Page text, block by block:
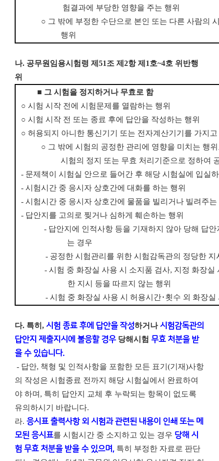
험결과에 부당한 영향을 주는 행위
○ 그 밖에 부정한 수단으로 본인 또는 다른 사람의
행위
나. 공무원임용시험령 제51조 제2항 제1호~4호 위반행
위
■ 그 시험을 정지하거나 무효로 함
○시험 시작 전에 시험문제를 열람하는 행위
○시험 시작 전 또는 종료 후에 답안을 작성하는 행위
○허용되지 아니한 통신기기 또는 전자계산기기를 가지
○ 그 밖에 시험의 공정한 관리에 영향을 미치는 행
시험의 정지 또는 무효 처리기준으로 정하여
- 문제책이 시험실 안으로 들어간 후 해당 시험실에 입실
-시험시간 중 응시자 상호간에 대화를 하는 행위
-시험시간 중 응시자 상호간에 물품을 빌리거나 빌려주는
- 답안지를 고의로 찢거나 심하게 훼손하는 행위
- 답안지에 인적사항 등을 기재하지 않아 당해 답
는 경우
- 공정한 시험관리를 위한 시험감독관의 정당한
- 시험 중 화장실 사용 시 소지품 검사, 지정 화장실
한 지시 등을 따르지 않는 행위
-시험 중 화장실 사용 시 허용시간･횟수 외 화장실
다. 특히, 시험 종료 후에 답안을 작성하거나 시험감독관의
답안지 제출지시에 불응할 경우당해시험 무효 처분을 받
을 수 있습니다.
- 답안, 책형 및 인적사항을 포함한 모든 표기(기재)사항
의 작성은 시험종료 전까지 해당 시험실에서 완료하여
야 하며, 특히 답안지 교체 후 누락되는 항목이 없도록
유의하시기 바랍니다.
라. 응시표 출력사항 외 시험과 관련된 내용이 인쇄 또는 메
모된 응시표를 시험시간 중 소지하고 있는 경우 당해 시
험 무효 처분을 받을 수 있으며, 특히 부정한 자료로 판단